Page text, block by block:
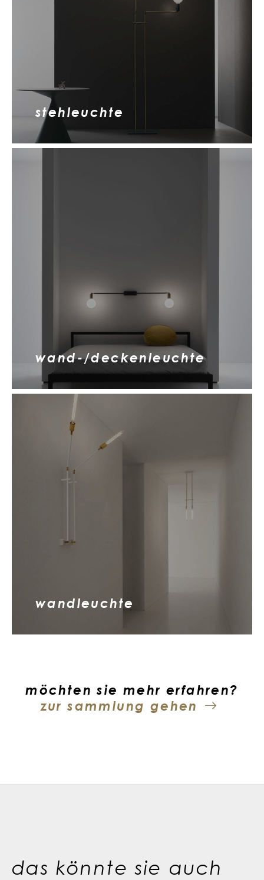
stehleuchte
wand-/deckenleuchte
wandleuchte
möchten sie mehr erfahren?
zur sammlung gehen
das könnte sie auch